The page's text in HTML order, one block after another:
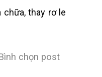
thay rơ le
chọn post